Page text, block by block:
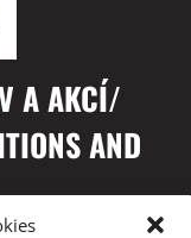
A AKCÍ/
AND